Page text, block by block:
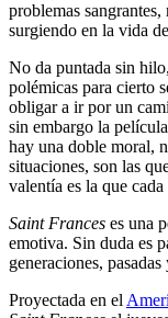
problemas
surgiendo en la vida
No da puntada sin
polémicas para cierto
obligar a ir por un
sin embargo la
hay una doble moral,
situaciones, son las
valentía es la que
Saint Frances es una
emotiva. Sin duda es
generaciones,
Proyectada en el